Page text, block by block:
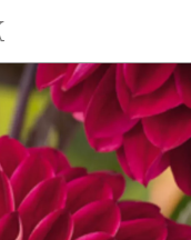
NAROČILO
VAŠA KOŠARICA JE